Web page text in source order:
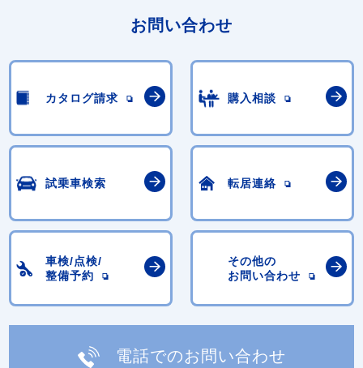
お問い合わせ
カタログ請求 購入相談
試乗車検索 転居連絡
車検/点検/
整備予約
その他の
お問い合わせ
電話でのお問い合わせ